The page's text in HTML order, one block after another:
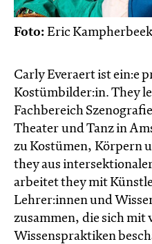
Foto: Eric Kampherbeek
Carly Everaert ist ein:e
Kostümbilder:in. They
Fachbereich
Theater und Tanz in
zu Kostümen, Körpern
they aus
arbeitet they mit
Lehrer:innen und
zusammen, die sich mit
Wissenspraktiken